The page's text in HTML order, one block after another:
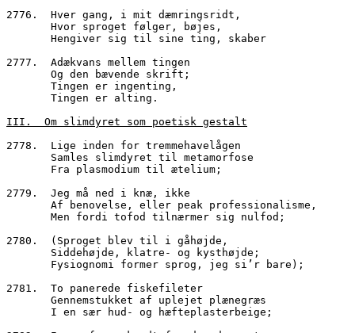
2776.  Hver gang, i mit dæmringsridt,
       Hvor sproget følger, bøjes,
       Hengiver sig til sine ting, skaber
2777.  Adækvans mellem tingen
       Og den bævende skrift;
       Tingen er ingenting,
       Tingen er alting.
III.  Om slimdyret som poetisk gestalt
2778.  Lige inden for tremmehavelågen
       Samles slimdyret til metamorfose
       Fra plasmodium til ætelium;
2779.  Jeg må ned i knæ, ikke
       Af benovelse, eller peak professionalisme,
       Men fordi tofod tilnærmer sig nulfod;
2780.  (Sproget blev til i gåhøjde,
       Siddehøjde, klatre- og kysthøjde;
       Fysiognomi former sprog, jeg si’r bare);
2781.  To panerede fiskefileter
       Gennemstukket af uplejet plænegræs
       I en sær hud- og hæfteplasterbeige;